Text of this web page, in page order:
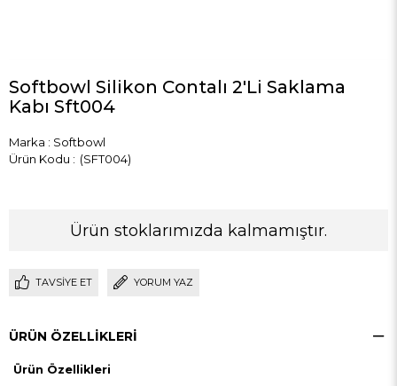
Softbowl Silikon Contalı 2'Li Saklama
Kabı Sft004
Marka : Softbowl
(SFT004)
Ürün stoklarımızda kalmamıştır.
TAVSIYE ET YORUM YAZ
ÜRÜN ÖZELLIKLERI
Ürün Özellikleri